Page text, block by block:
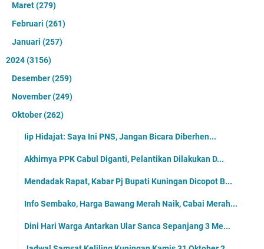
Maret(279)
Februari (261)
Januari (257)
2024(3156)
Desember(259)
November(249)
Oktober(262)
Iip Hidajat: Saya Ini PNS, Jangan Bicara Diberhen...
Akhirnya PPK Cabul Diganti, Pelantikan Dilakukan D...
Mendadak Rapat, Kabar Pj Bupati Kuningan Dicopot B...
Info Sembako, Harga Bawang Merah Naik, Cabai Merah...
Dini Hari Warga Antarkan Ular Sanca Sepanjang 3 Me...